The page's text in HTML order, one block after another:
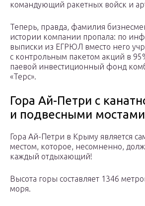
командующий ракетных войск и
Теперь, правда, фамилия
истории компании пропала: по
выписки из ЕГРЮЛ вместо него
с контрольным пакетом акций в
паевой инвестиционный фонд
«Терс».
Гора Ай-Петри с
и подвесными мостами
Гора Ай-Петри в Крыму является
местом, которое, несомненно,
каждый отдыхающий!
Высота горы составляет 1346
моря.